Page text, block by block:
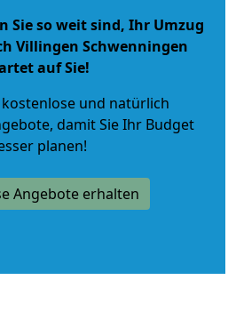
Sie so weit sind, Ihr Umzug
Villingen Schwenningen
auf Sie!
kostenlose und natürlich
, damit Sie Ihr Budget
planen!
Angebote erhalten